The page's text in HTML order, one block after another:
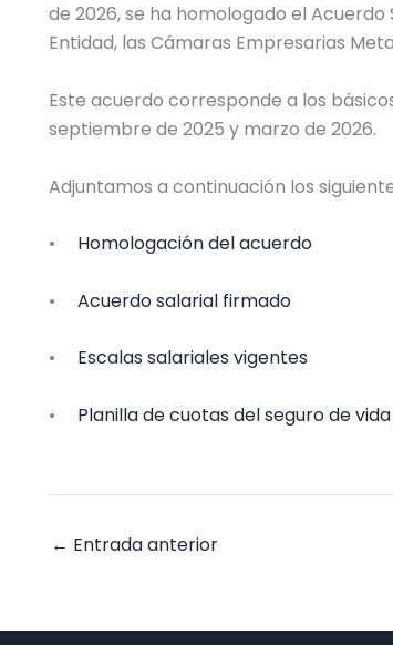
de 2026, se ha homologado el
Entidad, las Cámaras Empresarias
Este acuerdo corresponde a los
septiembre de 2025 y marzo de 2026.
Adjuntamos a continuación los
• Homologación del acuerdo
• Acuerdo salarial firmado
• Escalas salariales vigentes
• Planilla de cuotas del seguro de
← Entrada anterior